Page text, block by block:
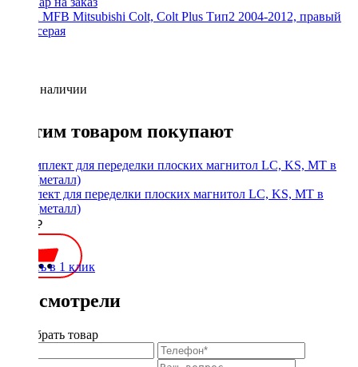
Рамка MFB Mitsubishi Colt, Colt Plus Тип2 2004-2012, правый
руль, серая
Нет в наличии
С этим товаром покупают
Комплект для переделки плоских магнитол LC, KS, MT в
1Din (металл)
1900 ₽
Купить в 1 клик
Вы смотрели
Подобрать товар